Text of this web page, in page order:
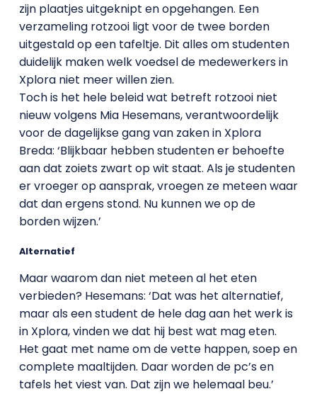
zijn plaatjes uitgeknipt en opgehangen. Een
verzameling rotzooi ligt voor de twee borden
uitgestald op een tafeltje. Dit alles om studenten
duidelijk maken welk voedsel de medewerkers in
Xplora niet meer willen zien.
Toch is het hele beleid wat betreft rotzooi niet
nieuw volgens Mia Hesemans, verantwoordelijk
voor de dagelijkse gang van zaken in Xplora
Breda: ‘Blijkbaar hebben studenten er behoefte
aan dat zoiets zwart op wit staat. Als je studenten
er vroeger op aansprak, vroegen ze meteen waar
dat dan ergens stond. Nu kunnen we op de
borden wijzen.’
Alternatief
Maar waarom dan niet meteen al het eten
verbieden? Hesemans: ‘Dat was het alternatief,
maar als een student de hele dag aan het werk is
in Xplora, vinden we dat hij best wat mag eten.
Het gaat met name om de vette happen, soep en
complete maaltijden. Daar worden de pc’s en
tafels het viest van. Dat zijn we helemaal beu.’